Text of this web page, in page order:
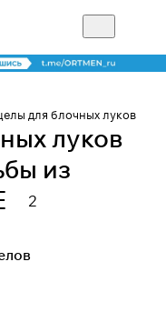
для блочных луков
луков
из
2